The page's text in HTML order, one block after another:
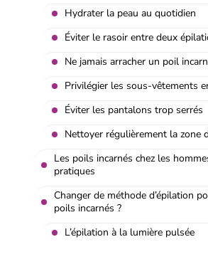
Hydrater la peau au quotidien
Éviter le rasoir entre deux
Ne jamais arracher un poil
Privilégier les sous-vêtements
Éviter les pantalons trop serrés
Nettoyer régulièrement la zone
Les poils incarnés chez les
pratiques
Changer de méthode d’épilation
poils incarnés ?
L’épilation à la lumière pulsée